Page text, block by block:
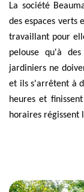
La société
des espaces verts
travaillant pour
pelouse qu'à
jardiniers ne
et ils s'arrêtent à
heures et
horaires régissent